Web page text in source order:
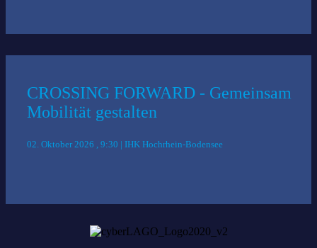
CROSSING FORWARD - Gemeinsam
Mobilität gestalten
02. Oktober 2026 , 9:30 | IHK Hochrhein-Bodensee